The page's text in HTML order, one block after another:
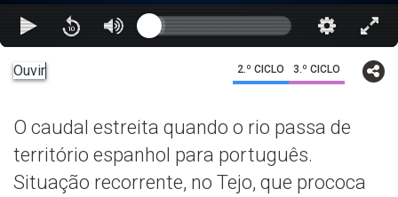
Ouvir 2.º CICLO 3.º CICLO
O caudal estreita quando o rio passa de
território espanhol para português.
Situação recorrente, no Tejo, que prococa